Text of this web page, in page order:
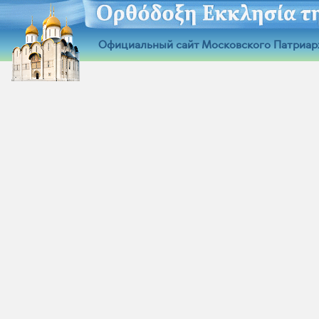
Официальный сайт Московского